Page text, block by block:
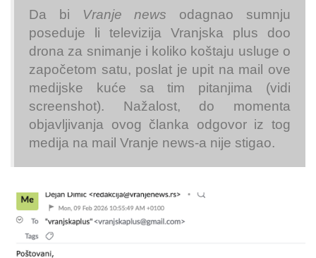
Da bi
Vranje news odagnao sumnju
poseduje li televizija Vranjska plus doo
drona za snimanje i koliko koštaju usluge o
započetom satu, poslat je upit na mail ove
medijske kuće sa tim pitanjima (vidi
screenshot). Nažalost, do momenta
objavljivanja ovog članka odgovor iz tog
medija na mail Vranje news-a nije stigao.